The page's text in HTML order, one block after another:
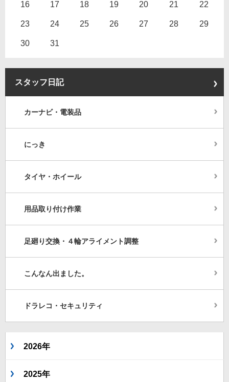
16 17 18 19 20 21 22
23 24 25 26 27 28 29
30 31
スタッフ日記
カーナビ・電装品
にっき
タイヤ・ホイール
用品取り付け作業
足廻り交換・４輪アライメント調整
こんなん出ました。
ドラレコ・セキュリティ
2026年
2025年